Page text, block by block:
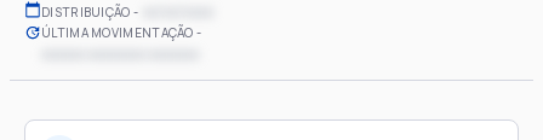
DISTRIBUIÇÃO
ÚLTIMA MOVIMENTAÇÃO